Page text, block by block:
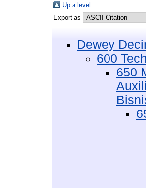
Up a level
Export as
Dewey
600
650